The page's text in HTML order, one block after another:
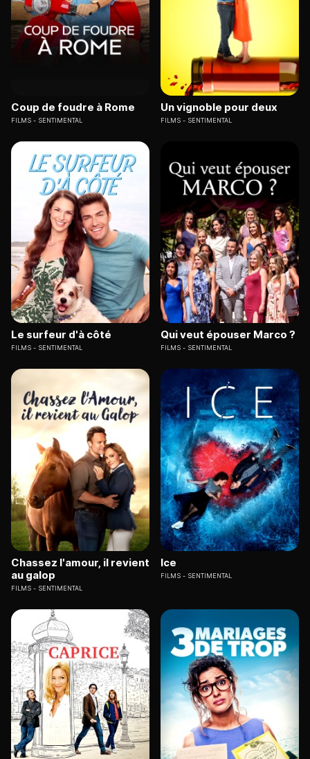
Coup de foudre à Rome
FILMS SENTIMENTAL
Un vignoble pour deux
FILMS SENTIMENTAL
Le surfeur d'à côté
FILMS SENTIMENTAL
Qui veut épouser Marco ?
FILMS SENTIMENTAL
Chassez l'amour, il revient
au galop
FILMS SENTIMENTAL
Ice
FILMS SENTIMENTAL